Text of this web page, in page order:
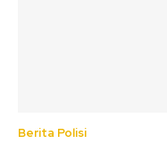
Berita Polisi